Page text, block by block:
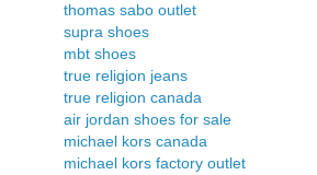
thomas sabo outlet
supra shoes
mbt shoes
true religion jeans
true religion canada
air jordan shoes for sale
michael kors canada
michael kors factory outlet